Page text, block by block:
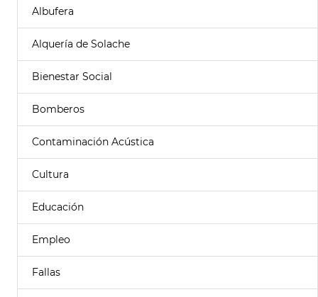
Albufera
Alquería de Solache
Bienestar Social
Bomberos
Contaminación Acústica
Cultura
Educación
Empleo
Fallas